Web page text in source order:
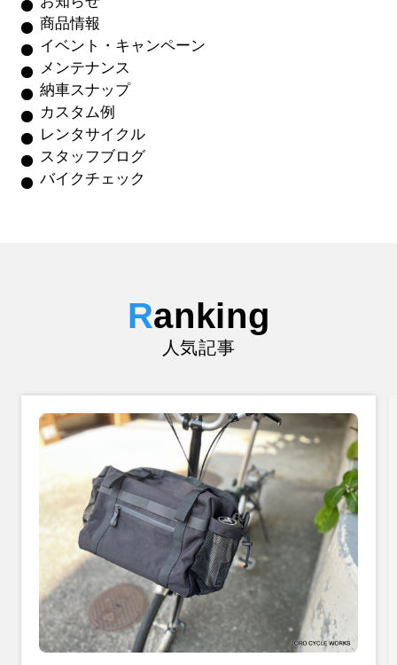
商品情報
イベント・キャンペーン
メンテナンス
納車スナップ
カスタム例
レンタサイクル
スタッフブログ
バイクチェック
Ranking
人気記事